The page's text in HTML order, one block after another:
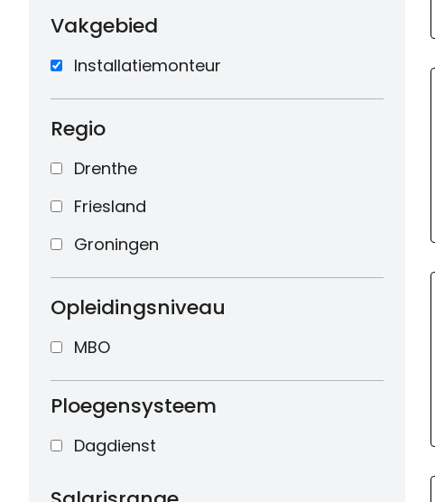
Vakgebied
Installatiemonteur
Regio
Drenthe
Friesland
Groningen
Opleidingsniveau
MBO
Ploegensysteem
Dagdienst